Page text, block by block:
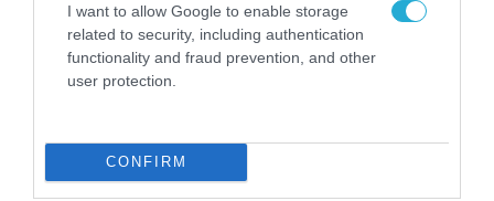
I want to allow Google to enable storage
related to security, including authentication
functionality and fraud prevention, and other
user protection.
CONFIRM
Η ανακοίνωση του Πανελλήνιου Σωματείου
Πυροσβεστών για την δημοσιογράφο του OPEN
που γέλασε στη φωτιά